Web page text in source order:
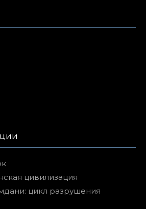
цивилизация
цикл разрушения